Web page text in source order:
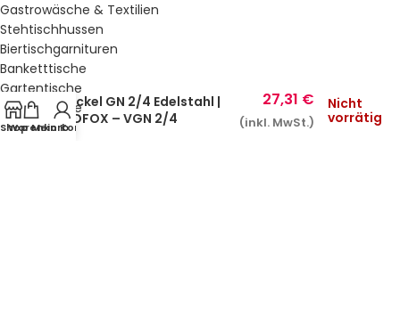
Gastrowäsche & Textilien
Stehtischhussen
Biertischgarnituren
Banketttische
Gartentische
Gartenstühle
Küche & Bar
Shop
Warenkorb
Mein Konto
Deckel GN 2/4 Edelstahl |
REDFOX – VGN 2/4
27,31 €
(inkl. MwSt.)
Nicht
vorrätig